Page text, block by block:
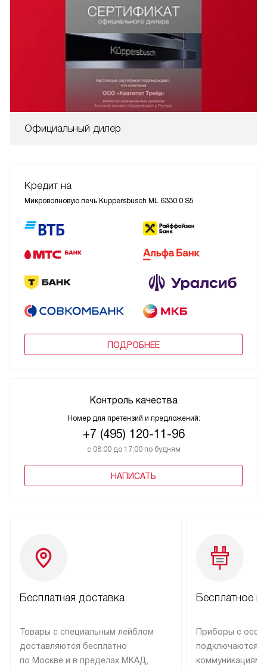
Официальный дилер
Кредит на
Микроволновую печь Kuppersbusch ML 6330.0 S5
ПОДРОБНЕЕ
Контроль качества
Номер для претензий и предложений:
+7 (495) 120-11-96
с 08:00 до 17:00 по будням
НАПИСАТЬ
Бесплатная доставка
Товары с специальным лейблом
доставляются бесплатно
по Москве и в пределах МКАД,
Бесплатное
Приборы с
подключаются к
коммуникациям